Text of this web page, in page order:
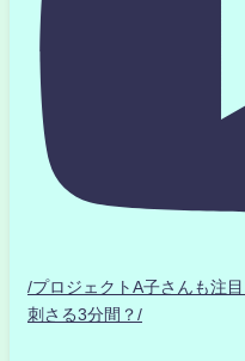
/プロジェクトA子さんも
刺さる3分間？/